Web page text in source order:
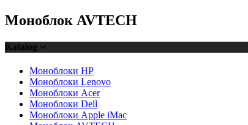
Моноблок AVTECH
Katalog
Моноблоки HP
Моноблоки Lenovo
Моноблоки Acer
Моноблоки Dell
Моноблоки Apple iMac